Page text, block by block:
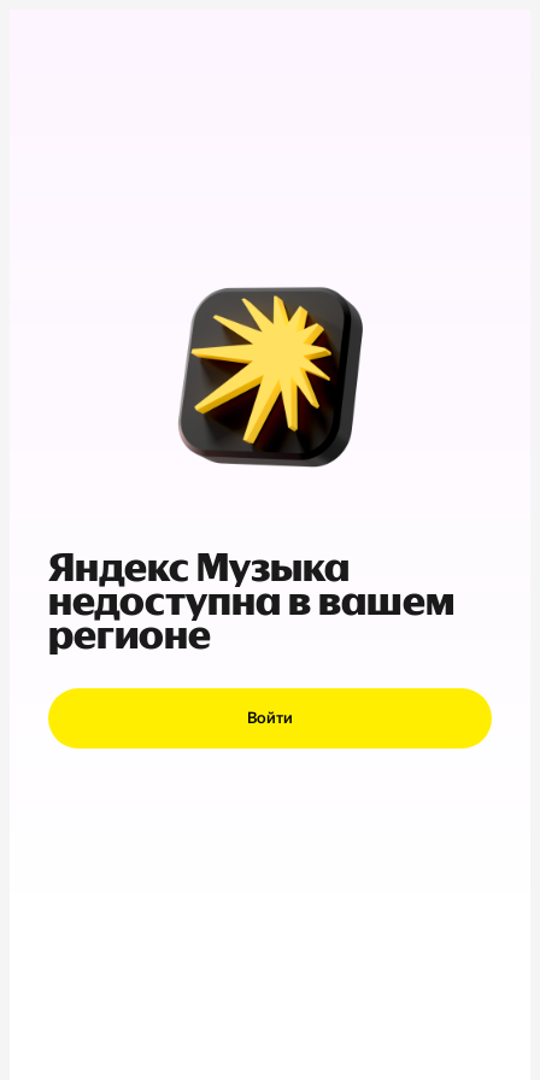
Яндекс Музыка
недоступна в вашем
регионе
Войти